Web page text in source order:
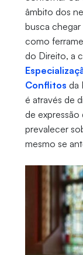
âmbito dos
busca
como
do Direito, a
Conflitos da
é através de
de
prevalecer
mesmo se